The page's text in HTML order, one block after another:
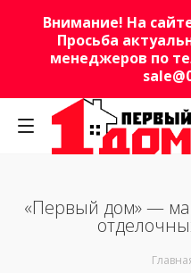
Внимание! На
Просьба
менеджеров по
«Первый дом» —